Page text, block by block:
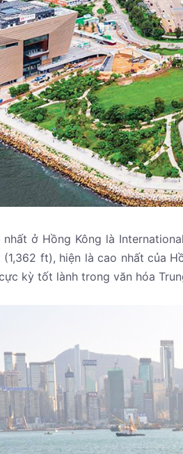
nhất ở Hồng Kông là
(1,362 ft), hiện là cao nhất của
kỳ tốt lành trong văn hóa